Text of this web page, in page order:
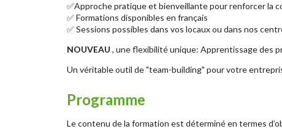
✅Approche pratique et bienveillante pour renforcer la
✅ Formations disponibles en français
✅ Sessions possibles dans vos locaux ou dans nos
NOUVEAU , une flexibilité unique: Apprentissage des
Un véritable outil de "team-building" pour votre
Programme
Le contenu de la formation est déterminé en termes